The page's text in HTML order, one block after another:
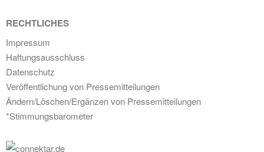
RECHTLICHES
Impressum
Haftungsausschluss
Datenschutz
Veröffentlichung von Pressemitteilungen
Ändern/Löschen/Ergänzen von Pressemitteilungen
*Stimmungsbarometer